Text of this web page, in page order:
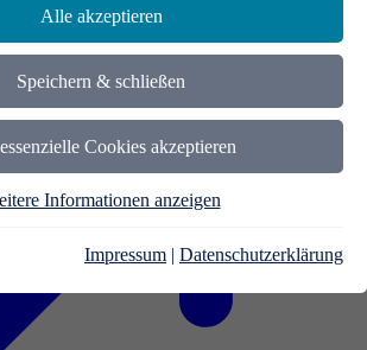
Alle akzeptieren
Speichern & schließen
Cookies akzeptieren
Informationen anzeigen
Impressum | Datenschutzerklärung